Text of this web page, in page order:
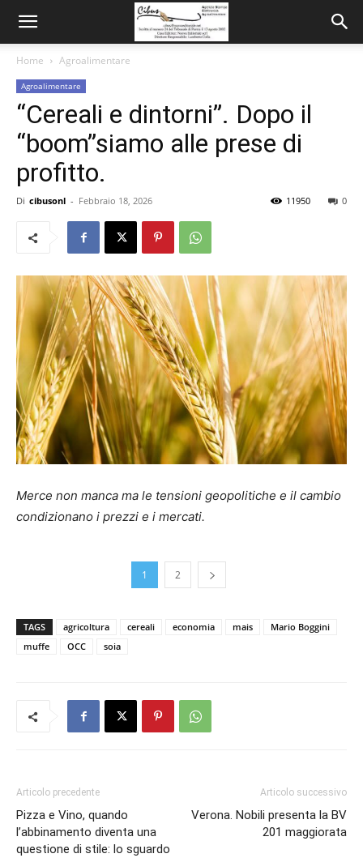
Home Agroalimentare
Agroalimentare
“Cereali e dintorni”. Dopo il
“boom”siamo alle prese di
profitto.
Di cibusonl - Febbraio 18, 2026 0
11950
Merce non manca ma le tensioni geopolitiche e il cambio
condizionano i prezzi e i mercati.
1 2
TAGS agricoltura cereali economia mais
Mario Boggini
muffe
OCC soia
Articolo precedente
Pizza e Vino, quando
l’abbinamento diventa una
questione di stile: lo sguardo
Articolo successivo
Verona. Nobili presenta la BV
201 maggiorata